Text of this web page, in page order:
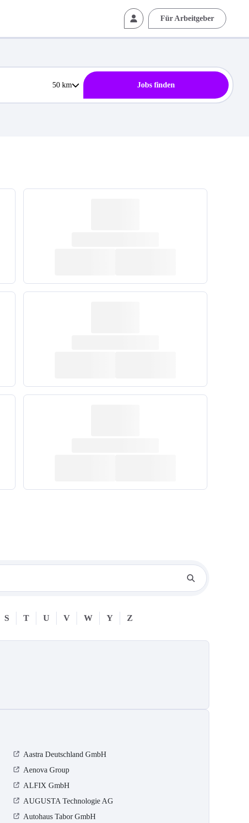
Für Arbeitgeber
50km Jobs finden
S T U V W Y Z
Aastra Deutschland GmbH
Aenova Group
ALFIX GmbH
AUGUSTA Technologie AG
Autohaus Tabor GmbH